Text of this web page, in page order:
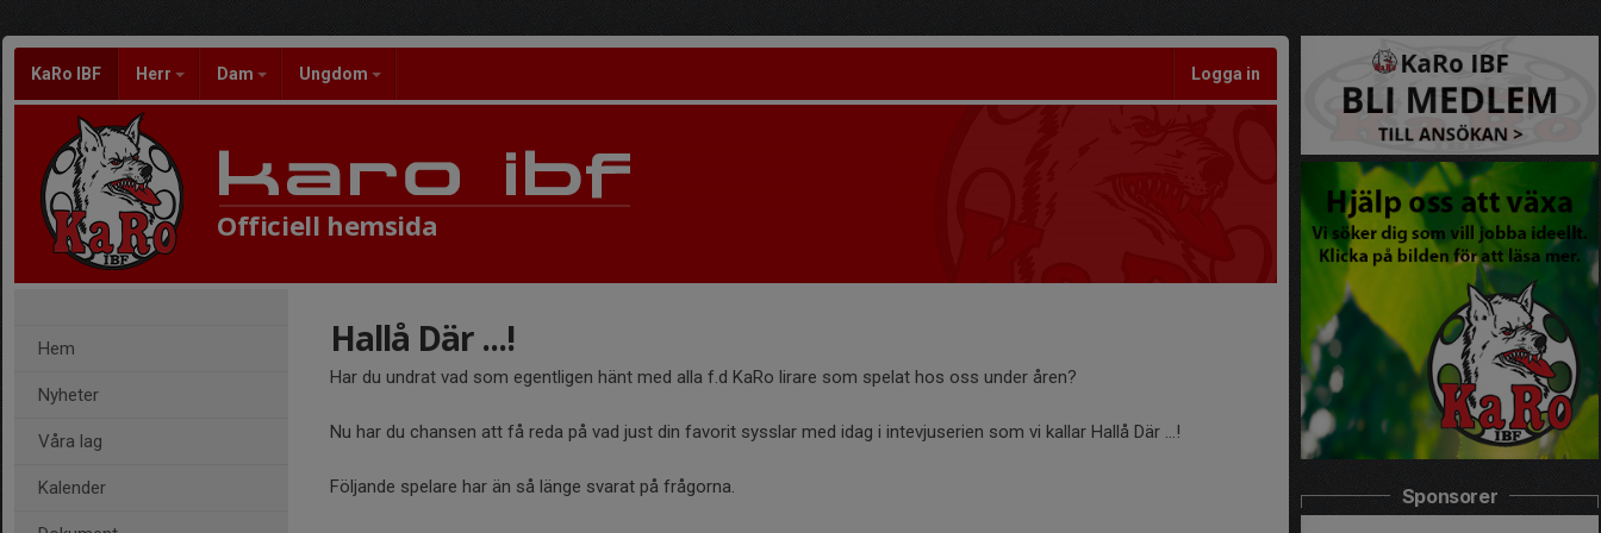
KaRo IBF Herr Dam Ungdom Logga in
Officiell hemsida
Hem
Nyheter
Våra lag
Kalender
Hallå Där ...!
Har du undrat vad som egentligen hänt med alla f.d KaRo lirare som spelat hos oss under åren?
Nu har du chansen att få reda på vad just din favorit sysslar med idag i intevjuserien som vi kallar Hallå Där ...!
Följande spelare har än så länge svarat på frågorna. Sponsorer